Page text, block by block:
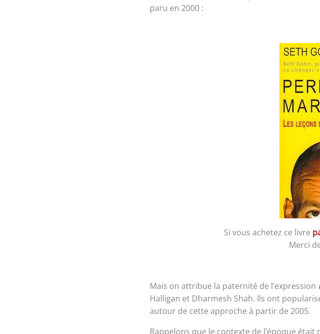
paru en 2000 :
Si vous achetez ce livre
Merci
Mais on attribue la paternité de l’expression
Halligan et Dharmesh Shah. Ils ont
autour de cette approche à partir de 2005.
Rappelons que le contexte de l’époque